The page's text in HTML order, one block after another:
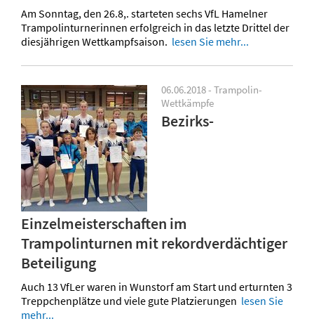
Am Sonntag, den 26.8,. starteten sechs VfL Hamelner
Trampolinturnerinnen erfolgreich in das letzte Drittel der
diesjährigen Wettkampfsaison. lesen Sie mehr...
06.06.2018 - Trampolin-
Wettkämpfe
Bezirks-
Einzelmeisterschaften im
Trampolinturnen mit rekordverdächtiger
Beteiligung
Auch 13 VfLer waren in Wunstorf am Start und erturnten 3
Treppchenplätze und viele gute Platzierungen lesen Sie
mehr...